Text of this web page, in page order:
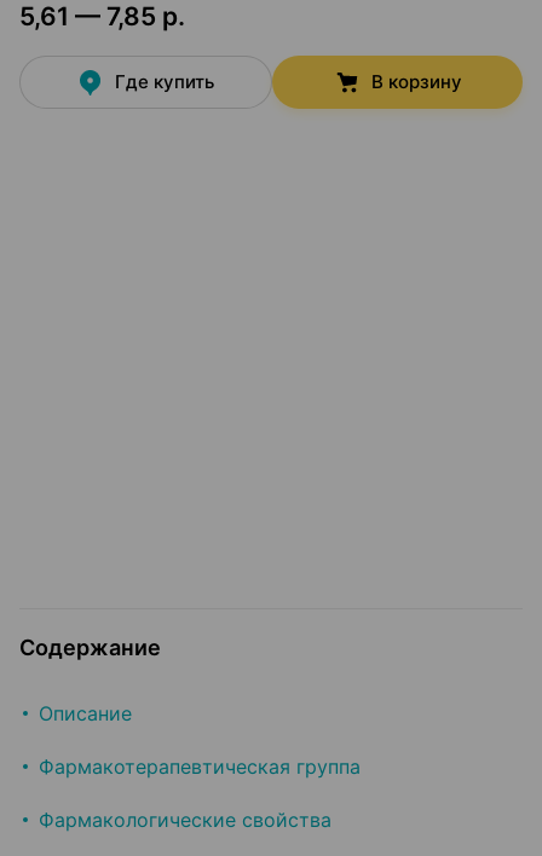
5,61 — 7,85 р.
Где купить В корзину
Содержание
Описание
Фармакотерапевтическая группа
Фармакологические свойства